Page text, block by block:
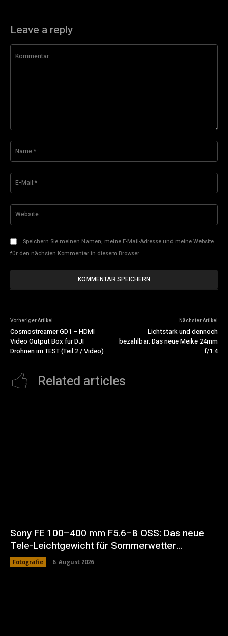
Leave a reply
Speichern Sie meinen Namen, meine E-Mail-Adresse und meine Website
für den nächsten Kommentar in diesem Browser.
Vorheriger Artikel
Cosmostreamer GD1 – HDMI
Video Output Box für DJI
Drohnen im TEST (Teil 2 / Video)
Nächster Artikel
Lichtstark und dennoch
bezahlbar: Das neue Meike 24mm
f/1.4
Related articles
Sony FE 100–400 mm F5.6–8 OSS: Das neue
Tele-Leichtgewicht für Sommerwetter…
Fotografie 6. August 2026